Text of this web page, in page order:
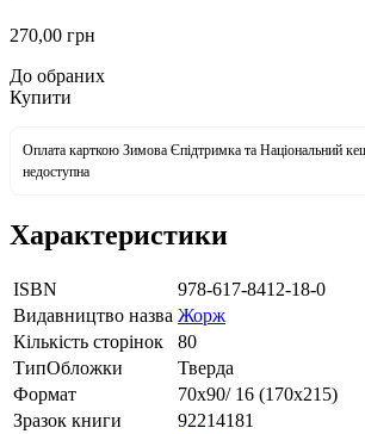
270,00 грн
До обраних
Купити
Оплата карткою Зимова Єпідтримка та Національний
недоступна
Характеристики
ISBN
978-617-8412-18-0
Видавництво назва Жорж
Кількість сторінок
80
ТипОбложки
Тверда
Формат
70х90/ 16 (170х215)
Зразок книги
92214181